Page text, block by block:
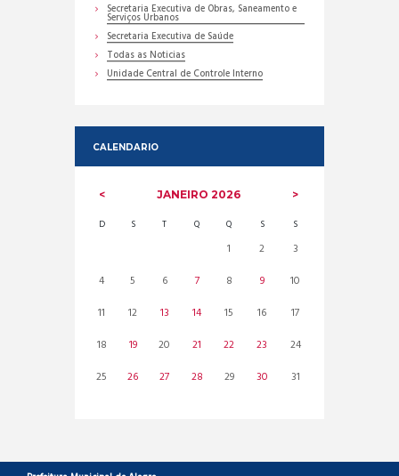
Secretaria Executiva de Obras, Saneamento e
Serviços Urbanos
Secretaria Executiva de Saúde
Todas as Noticias
Unidade Central de Controle Interno
CALENDARIO
JANEIRO 2026
D S T Q Q S S
1 2
3
4
5 6 7 8 9
10
11
12 13 14 15 16
17
18
19 20 21 22 23
24
25
26 27 28 29 30 31